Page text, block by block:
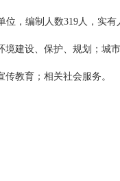
位，编制人数319人，实有
境建设、保护、规划；城
教育；相关社会服务。